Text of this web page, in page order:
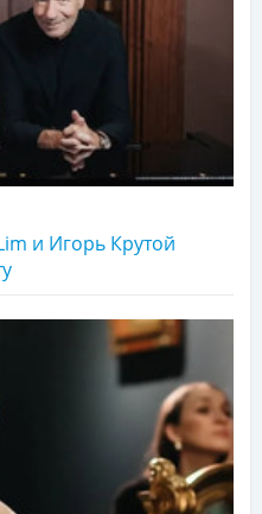
и Игорь Крутой